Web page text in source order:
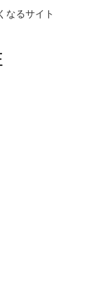
なるサイト